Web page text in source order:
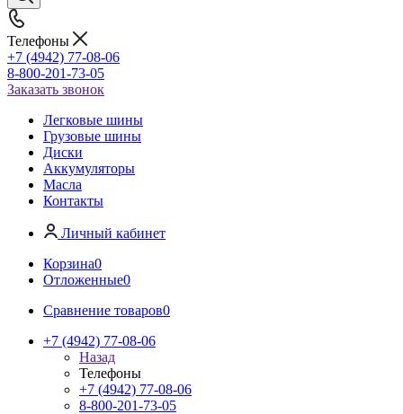
Телефоны
+7 (4942) 77-08-06
8-800-201-73-05
Заказать звонок
Легковые шины
Грузовые шины
Диски
Аккумуляторы
Масла
Контакты
Личный кабинет
Корзина0
Отложенные0
Сравнение товаров0
+7 (4942) 77-08-06
Назад
Телефоны
+7 (4942) 77-08-06
8-800-201-73-05